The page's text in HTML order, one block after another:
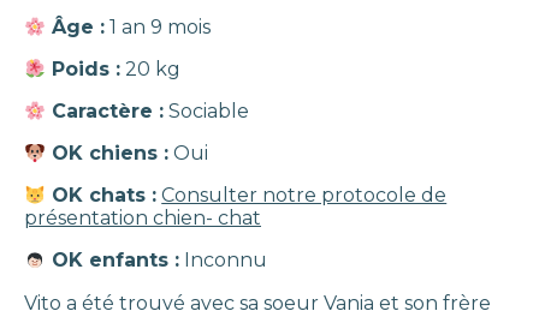
Âge : 1 an 9 mois
Poids : 20 kg
Caractère : Sociable
OK chiens : Oui
OK chats : Consulter notre protocole de
présentation chien- chat
OK enfants : Inconnu
Vito a été trouvé avec sa soeur Vania et son frère